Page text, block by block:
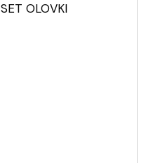
SET OLOVKI